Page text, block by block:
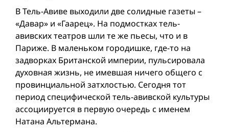
В Тель-Авиве выходили две солидные газеты –
«Давар» и «Гаарец». На подмостках тель-
авивских театров шли те же пьесы, что и в
Париже. В маленьком городишке, где-то на
задворках Британской империи, пульсировала
духовная жизнь, не имевшая ничего общего с
провинциальной затхлостью. Сегодня тот
период специфической тель-авивской культуры
ассоциируется в первую очередь с именем
Натана Альтермана.